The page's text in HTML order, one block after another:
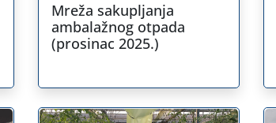
Mreža sakupljanja
ambalažnog otpada
(prosinac 2025.)